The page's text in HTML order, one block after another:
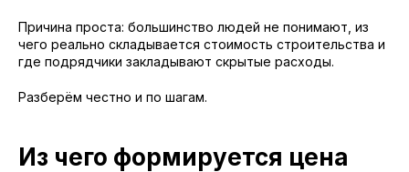
Причина проста: большинство людей не понимают, из
чего реально складывается стоимость строительства и
где подрядчики закладывают скрытые расходы.
Разберём честно и по шагам.
Из чего формируется цена